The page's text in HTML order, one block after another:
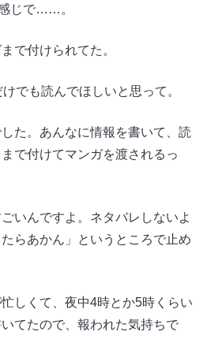
じで……。
で付けられてた。
でも読んでほしいと思って。
た。あんなに情報を書いて、読
で付けてマンガを渡されるっ
いんですよ。ネタバレしないよ
らあかん」というところで止め
しくて、夜中4時とか5時くらい
てたので、報われた気持ちで